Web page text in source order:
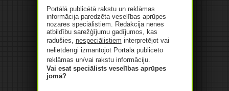
Portālā publicētā rakstu un reklāmas
informācija paredzēta veselības aprūpes
nozares speciālistiem. Redakcija nenes
atbildību sarežģījumu gadījumos, kas
radušies, nespeciālistiem interpretējot vai
nelietderīgi izmantojot Portālā publicēto
reklāmas un/vai rakstu informāciju.
Vai esat speciālists veselības aprūpes
jomā?